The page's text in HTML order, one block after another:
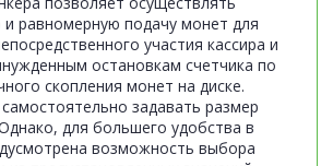
равномерную подачу монет для
участия кассира и
остановкам счетчика по
скопления монет на диске.
задавать размер
для большего удобства в
возможность выбора